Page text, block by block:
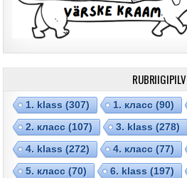
RUBRIIGIPILV
1. klass (307) 1. класс (90)
2. класс (107) 3. klass (278)
4. klass (272) 4. класс (77)
5. класс (70) 6. klass (197)